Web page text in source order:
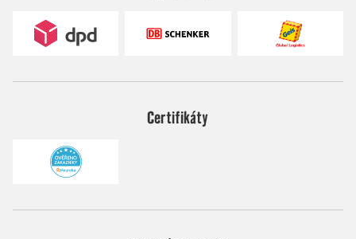
Certifikáty